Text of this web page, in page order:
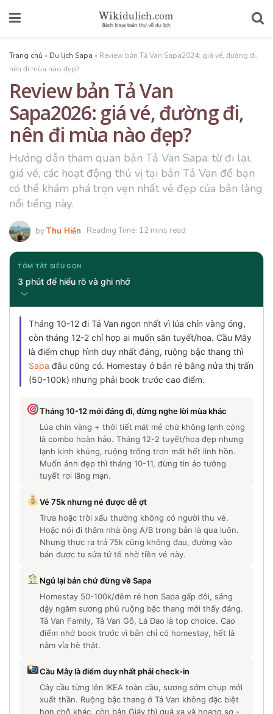
Trang chủ » Du lịch Sapa » Review bản Tả Van Sapa2024: giá vé, đường đi,
nên đi mùa nào đẹp?
Review bản Tả Van
Sapa2026: giá vé, đường đi,
nên đi mùa nào đẹp?
Hướng dẫn tham quan bản Tả Van Sapa: từ đi lại,
giá vé, các hoạt động thú vị tại bản Tả Van để bạn
có thể khám phá trọn vẹn nhất vẻ đẹp của bản làng
nổi tiếng này.
byThu Hiền Reading Time: 12 mins read
TÓM TẮT SIÊU GỌN
3 phút để hiểu rõ và ghi nhớ
Tháng 10-12 đi Tả Van ngon nhất vì lúa chín vàng óng,
còn tháng 12-2 chỉ hợp ai muốn săn tuyết/hoa. Cầu Mây
là điểm chụp hình duy nhất đáng, ruộng bậc thang thì
Sapa đâu cũng có. Homestay ở bản rẻ bằng nửa thị trấn
(50-100k) nhưng phải book trước cao điểm.
Tháng 10-12 mới đáng đi, đừng nghe lời mùa khác
Lúa chín vàng + thời tiết mát mẻ chứ không lạnh cóng
là combo hoàn hảo. Tháng 12-2 tuyết/hoa đẹp nhưng
lạnh kinh khủng, ruộng trống trơn mất hết linh hồn.
Muốn ảnh đẹp thì tháng 10-11, đừng tin ảo tưởng
tuyết rơi lãng mạn.
Vé 75k nhưng né được dễ ợt
Trưa hoặc trời xấu thường không có người thu vé.
Hoặc nói đi thăm nhà ông A/B trong bản là qua luôn.
Nhưng thực ra trả 75k cũng không đau, đường vào
bản được tu sửa tử tế nhờ tiền vé này.
Ngủ lại bản chứ đừng về Sapa
Homestay 50-100k/đêm rẻ hơn Sapa gấp đôi, sáng
dậy ngắm sương phủ ruộng bậc thang mới thấy đáng.
Tả Van Family, Tả Van Gỗ, Lá Dao là top choice. Cao
điểm nhớ book trước vì bản chỉ có homestay, hết là
nằm vỉa hè thật.
Cầu Mây là điểm duy nhất phải check-in
Cây cầu từng lên IKEA toàn cầu, sương sớm chụp mới
xuất thần. Ruộng bậc thang ở Tả Van không đặc biệt
hơn chỗ khác, còn bản Giáy thì quá xa và hoang sơ -